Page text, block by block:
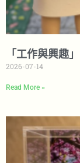
「工作與興趣
2026-07-14
Read More »